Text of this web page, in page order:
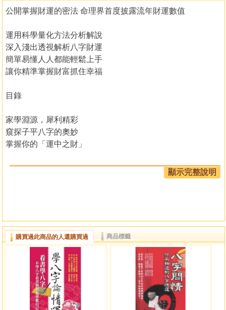
公開掌握財運的密法 命理界首度披露流年財運數值
運用科學量化方法分析解說
深入淺出透視解析八字財運
簡單易懂人人都能輕鬆上手
讓你精準掌握財富抓住幸福
目錄
家學淵源，犀利精彩
窺探子平八字的奧妙
掌握你的「運中之財」
第一章八字裡的財
第二章日主與財運
一、日主確認
二、判斷財運好壞原則
第三章大運與流年的財運
各日主財運詳細解說與範例
顯示完整說明
購買過此商品的人還購買過 商品標籤